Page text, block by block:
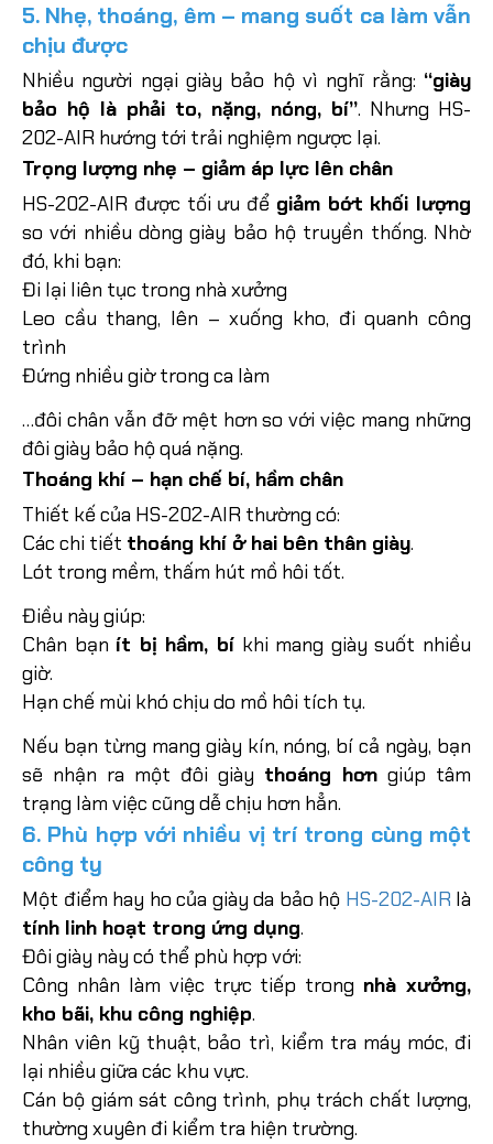
5. Nhẹ, thoáng, êm – mang suốt ca làm vẫn
chịu được
Nhiều người ngại giày bảo hộ vì nghĩ rằng: “giày
bảo hộ là phải to, nặng, nóng, bí”. Nhưng HS-
202-AIR hướng tới trải nghiệm ngược lại.
Trọng lượng nhẹ – giảm áp lực lên chân
HS-202-AIR được tối ưu để giảm bớt khối lượng
so với nhiều dòng giày bảo hộ truyền thống. Nhờ
đó, khi bạn:
Đi lại liên tục trong nhà xưởng
Leo cầu thang, lên – xuống kho, đi quanh công
trình
Đứng nhiều giờ trong ca làm
…đôi chân vẫn đỡ mệt hơn so với việc mang những
đôi giày bảo hộ quá nặng.
Thoáng khí – hạn chế bí, hầm chân
Thiết kế của HS-202-AIR thường có:
Các chi tiết thoáng khí ở hai bên thân giày.
Lót trong mềm, thấm hút mồ hôi tốt.
Điều này giúp:
Chân bạn ít bị hầm, bí khi mang giày suốt nhiều
giờ.
Hạn chế mùi khó chịu do mồ hôi tích tụ.
Nếu bạn từng mang giày kín, nóng, bí cả ngày, bạn
sẽ nhận ra một đôi giày thoáng hơn giúp tâm
trạng làm việc cũng dễ chịu hơn hẳn.
6. Phù hợp với nhiều vị trí trong cùng một
công ty
Một điểm hay ho của giày da bảo hộ HS-202-AIR là
tính linh hoạt trong ứng dụng.
Đôi giày này có thể phù hợp với:
Công nhân làm việc trực tiếp trong nhà xưởng,
kho bãi, khu công nghiệp.
Nhân viên kỹ thuật, bảo trì, kiểm tra máy móc, đi
lại nhiều giữa các khu vực.
Cán bộ giám sát công trình, phụ trách chất lượng,
thường xuyên đi kiểm tra hiện trường.